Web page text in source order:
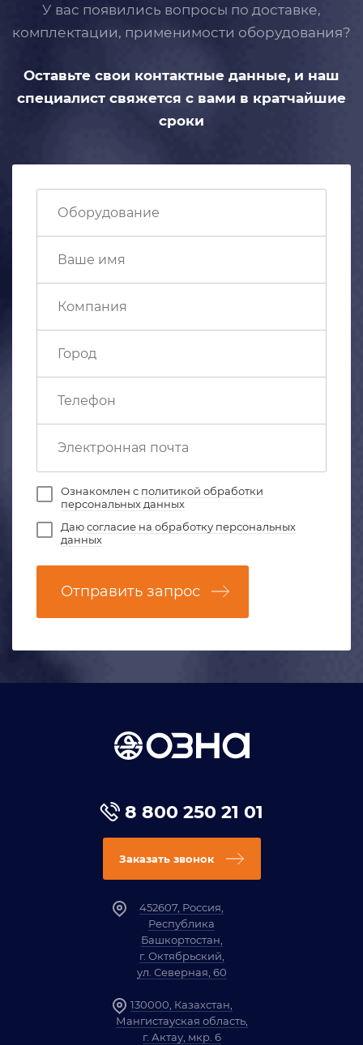
У вас появились вопросы по доставке,
комплектации, применимости оборудования?
Оставьте свои контактные данные, и наш
специалист свяжется с вами в кратчайшие
сроки
Ознакомлен с политикой обработки
персональных данных
Даюсогласие на обработку персональных
данных
Отправить запрос
8 800 250 21 01
Заказать звонок
452607, Россия,
Республика
Башкортостан,
г. Октябрьский,
ул. Северная, 60
130000, Казахстан,
Мангистауская область,
г. Актау, мкр. 6